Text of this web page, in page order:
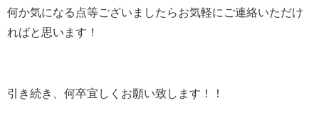
何か気になる点等ございましたらお気軽にご連絡いただけ
ればと思います！
引き続き、何卒宜しくお願い致します！！